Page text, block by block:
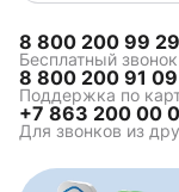
8 800 200 99 29
Бесплатный
8 800 200 91 09
Поддержка по
+7 863 200 00
Для звонков из